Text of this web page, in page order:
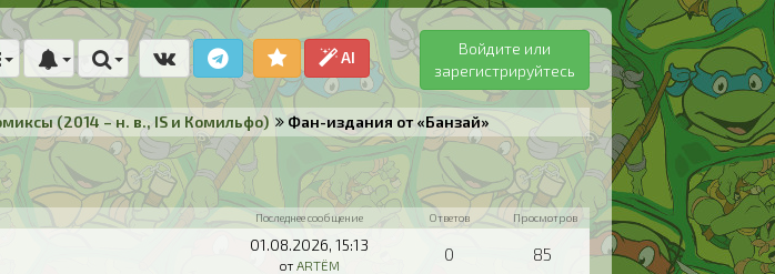
AI
Войдите или
зарегистрируйтесь
(2014 – н. в., IS и Комильфо) Фан-издания от «Банзай»
Последнее сообщение Ответов Просмотров
01.08.2026, 15:13
от ARTЁM
0 85